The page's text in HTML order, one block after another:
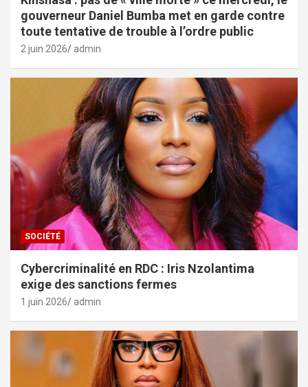
gouverneur Daniel Bumba met en garde contre
toute tentative de trouble à l’ordre public
2 juin 2026 admin
SOCIÉTÉ
Cybercriminalité en RDC : Iris Nzolantima
exige des sanctions fermes
1 juin 2026 admin